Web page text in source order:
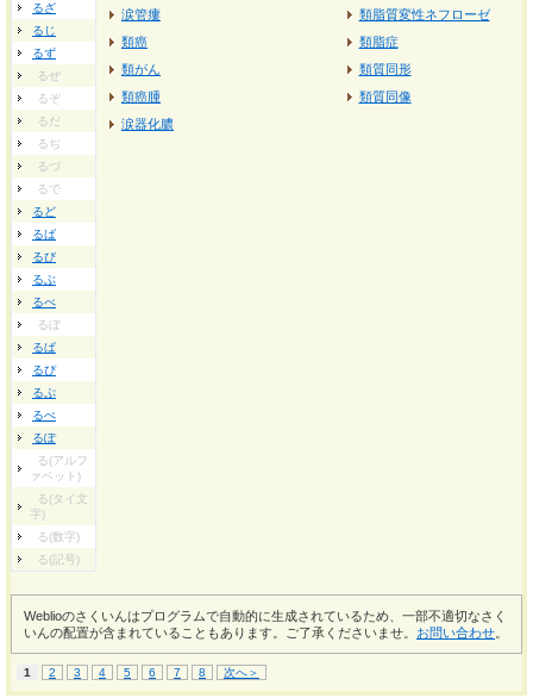
るざ
るじ
るず
るぜ
るぞ
るだ
るぢ
るづ
るで
るど
るば
るび
るぶ
るべ
るぼ
るぱ
るぴ
るぷ
るぺ
るぽ
る(アルフ
ァベット)
る(タイ文
字)
る(数字)
る(記号)
涙管瘻
類癌
類がん
類癌腫
涙器化膿
類脂質変性ネフローゼ
類脂症
類質同形
類質同像
Weblioのさくいんはプログラムで自動的に生成されているため、一部不適切なさく
いんの配置が含まれていることもあります。ご了承くださいませ。 お問い合わせ
1 2 3 4 5 6 7 8 次へ＞